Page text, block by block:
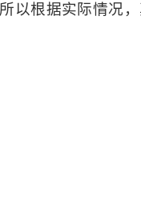
以根据实际情况